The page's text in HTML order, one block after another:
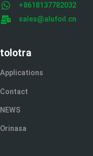
+8618137782032
sales@alufoil.cn
tolotra
Applications
Contact
NEWS
Orinasa